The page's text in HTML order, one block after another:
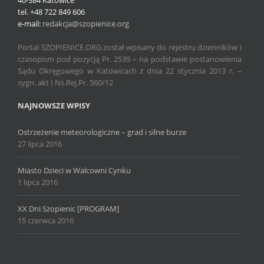
tel. +48 722 849 606
e-mail: redakcja@szopienice.org
Portal SZOPIENICE.ORG został wpisany do rejestru dzienników i
czasopism pod pozycją Pr. 2539 – na podstawie postanowienia
Sądu Okręgowego w Katowicach z dnia 22 stycznia 2013 r. –
sygn. akt I Ns.Rej.Pr. 560/12
NAJNOWSZE WPISY
Ostrzeżenie meteorologiczne – grad i silne burze
27 lipca 2016
Miasto Dzieci w Walcowni Cynku
1 lipca 2016
XX Dni Szopienic [PROGRAM]
15 czerwca 2016